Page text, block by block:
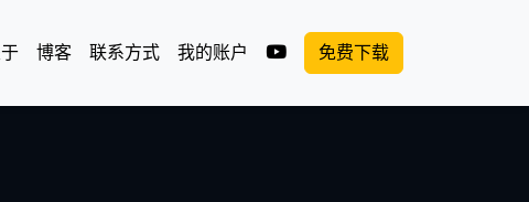
博客 联系方式 我的账户 油管免费下载